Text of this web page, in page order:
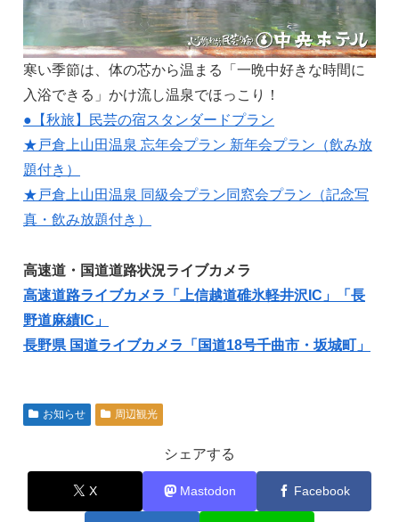
寒い季節は、体の芯から温まる「一晩中好きな時間に
入浴できる」かけ流し温泉でほっこり！
●【秋旅】民芸の宿スタンダードプラン
★戸倉上山田温泉 忘年会プラン 新年会プラン（飲み放
題付き）
★戸倉上山田温泉 同級会プラン同窓会プラン（記念写
真・飲み放題付き）
高速道・国道道路状況ライブカメラ
高速道路ライブカメラ「上信越道碓氷軽井沢IC」「長
野道麻績IC」
長野県 国道ライブカメラ「国道18号千曲市・坂城町」
お知らせ 周辺観光
シェアする
X Mastodon Facebook